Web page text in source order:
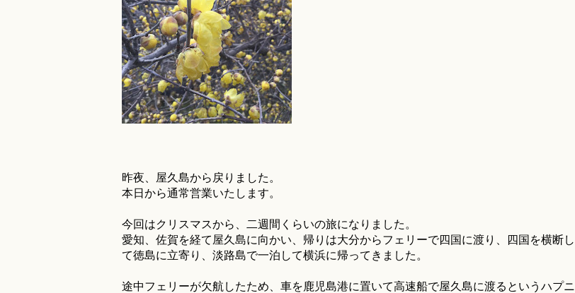
昨夜、屋久島から戻りました。
本日から通常営業いたします。
今回はクリスマスから、二週間くらいの旅になりました。
愛知、佐賀を経て屋久島に向かい、帰りは大分からフェリーで四国に渡り、四国を横断し
て徳島に立寄り、淡路島で一泊して横浜に帰ってきました。
途中フェリーが欠航したため、車を鹿児島港に置いて高速船で屋久島に渡るというハプニ